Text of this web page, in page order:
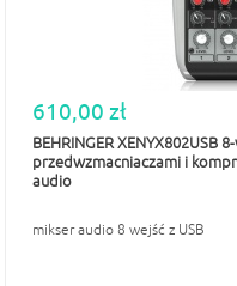
610,00 zł
BEHRINGER XENYX802USB
przedwzmacniaczami i
audio
mikser audio 8 wejść z USB